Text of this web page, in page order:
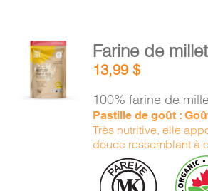
AJOUTER
AU
PANIER
Farine de millet
13,99$
100% farine de
Pastille de goût :
Très nutritive, elle
douce ressemblant à